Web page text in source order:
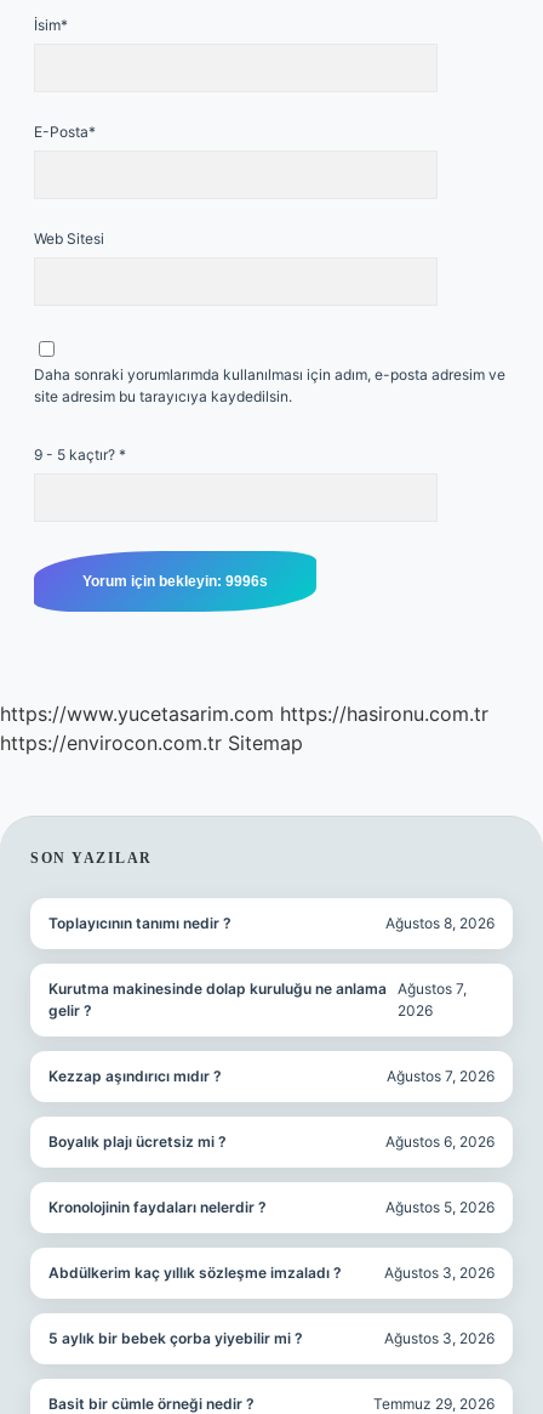
İsim*
E-Posta*
Web Sitesi
Daha sonraki yorumlarımda kullanılması için adım, e-posta adresim ve
site adresim bu tarayıcıya kaydedilsin.
9 - 5 kaçtır? *
https://www.yucetasarim.com https://hasironu.com.tr
https://envirocon.com.tr Sitemap
SIDEBAR
SON YAZILAR
Toplayıcının tanımı nedir ? Ağustos 8, 2026
Kurutma makinesinde dolap kuruluğu ne anlama
gelir ?
Ağustos 7,
2026
Kezzap aşındırıcı mıdır ? Ağustos 7, 2026
Boyalık plajı ücretsiz mi ? Ağustos 6, 2026
Kronolojinin faydaları nelerdir ? Ağustos 5, 2026
Abdülkerim kaç yıllık sözleşme imzaladı ? Ağustos 3, 2026
5 aylık bir bebek çorba yiyebilir mi ? Ağustos 3, 2026
Basit bir cümle örneği nedir ? Temmuz 29, 2026